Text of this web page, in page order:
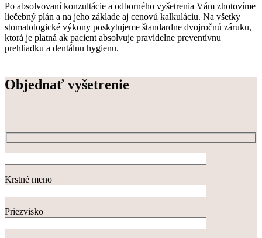
Po absolvovaní konzultácie a odborného vyšetrenia Vám zhotovíme
liečebný plán a na jeho základe aj cenovú kalkuláciu. Na všetky
stomatologické výkony poskytujeme štandardne dvojročnú záruku,
ktorá je platná ak pacient absolvuje pravidelne preventívnu
prehliadku a dentálnu hygienu.
Objednať vyšetrenie
Krstné meno
Priezvisko